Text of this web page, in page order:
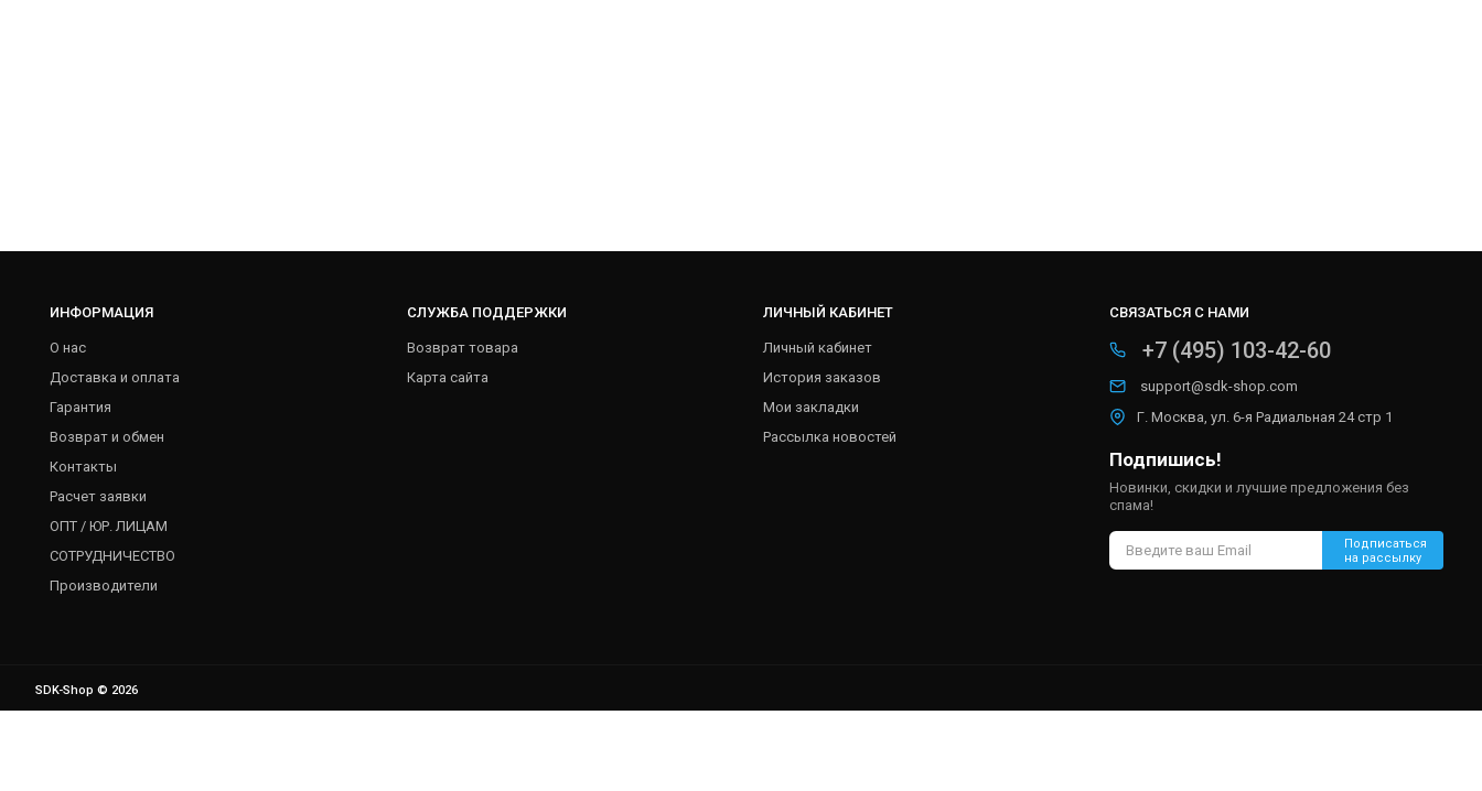
ИНФОРМАЦИЯ
О нас
Доставка и оплата
Гарантия
Возврат и обмен
Контакты
Расчет заявки
ОПТ / ЮР. ЛИЦАМ
СОТРУДНИЧЕСТВО
Производители
СЛУЖБА ПОДДЕРЖКИ
Возврат товара
Карта сайта
ЛИЧНЫЙ КАБИНЕТ
Личный кабинет
История заказов
Мои закладки
Рассылка новостей
СВЯЗАТЬСЯ С НАМИ
+7 (495) 103-42-60
support@sdk-shop.com
Г. Москва, ул. 6-я Радиальная 24 стр 1
Подпишись!
Новинки, скидки и лучшие предложения без
спама!
SDK-Shop © 2026